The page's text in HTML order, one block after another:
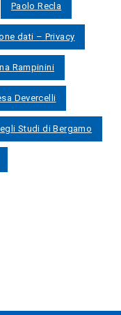
Paolo Recla
dati – Privacy
Rampinini
Devercelli
Studi di Bergamo